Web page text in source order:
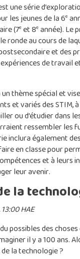
une série
les jeunes de la 6e
(7e et 8e année). Le
ronde au cours de
et des
de travail
thème spécial et
et variés des STIM,
ou d’étudier dans
ressembler les
inclura également
en classe pour
et à leurs
leur avenir.
la
HAE
possibles des
il y a 100 ans.
la technologie ?